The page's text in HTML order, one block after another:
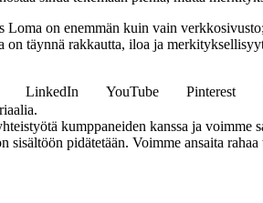
on enemmän kuin vain
on täynnä rakkautta, iloa ja
LinkedIn YouTube Pinterest
kumppaneiden kanssa ja voimme
sisältöön pidätetään. Voimme ansaita